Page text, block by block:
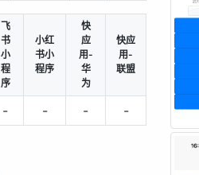
飞
书
小
程
序
小红
书小
程序
快
应
用-
华
为
快应
用-
联盟
- - - -